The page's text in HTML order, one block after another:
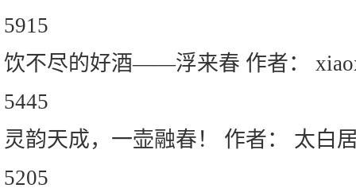
5915
饮不尽的好酒——浮来春 作者：
5445
灵韵天成，一壶融春！ 作者： 太白
5205